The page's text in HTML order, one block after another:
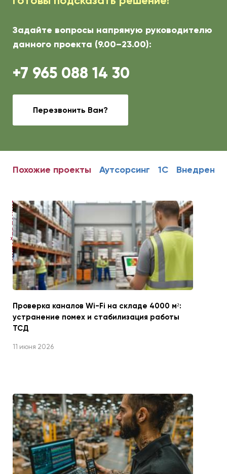
Задайте вопросы напрямую руководителю
данного проекта (9.00–23.00):
+7 965 088 14 30
Перезвонить Вам?
Похожие проекты Аутсорсинг 1С
ЧИТАЙТЕ ТАКЖЕ
Проверка каналов Wi-Fi на складе 4000 м²:
устранение помех и стабилизация работы
ТСД
11 июня 2026